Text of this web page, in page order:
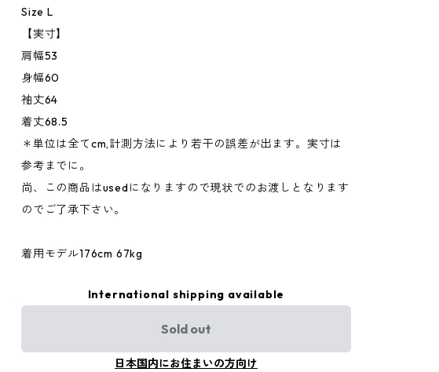
Size L
【実寸】
肩幅53
身幅60
袖丈64
着丈68.5
＊単位は全てcm,計測方法により若干の誤差が出ます。実寸は
参考までに。
尚、この商品はusedになりますので現状でのお渡しとなります
のでご了承下さい。
着用モデル176cm 67kg
International shipping available
Sold out
日本国内にお住まいの方向け